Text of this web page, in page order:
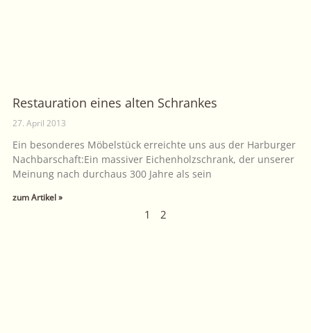
Restauration eines alten Schrankes
27. April 2013
Ein besonderes Möbelstück erreichte uns aus der Harburger
Nachbarschaft:Ein massiver Eichenholzschrank, der unserer
Meinung nach durchaus 300 Jahre als sein
zum Artikel »
1 2